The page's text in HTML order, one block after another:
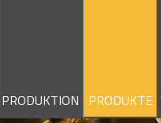
PRODUKTION PRODUKTE